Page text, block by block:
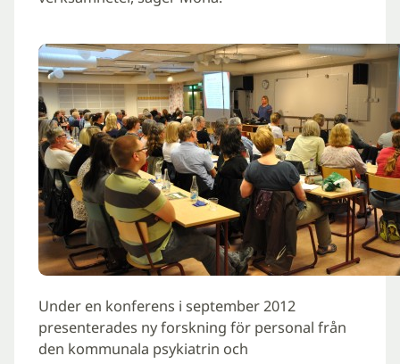
Under en konferens i september 2012
presenterades ny forskning för personal från
den kommunala psykiatrin och